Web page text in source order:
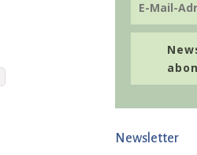
Newsletter